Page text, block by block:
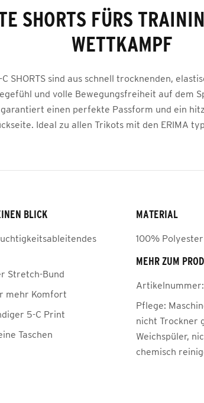
SHORTS FÜRS
WETTKAMPF
C SHORTS sind aus schnell trocknenden,
und volle Bewegungsfreiheit auf dem
einen perfekte Passform und ein
Ideal zu allen Trikots mit den ERIMA
BLICK
Stretch-Bund
mehr Komfort
5-C Print
Taschen
MATERIAL
100% Polyester
MEHR ZUM
Artikelnummer:
Pflege:
nicht Trockner
Weichspüler,
chemisch